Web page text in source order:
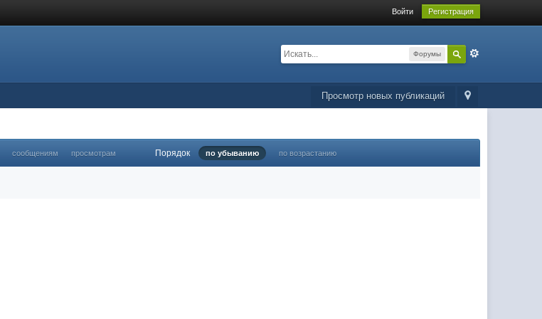
Войти Регистрация
Форумы
Просмотр новых публикаций
сообщениям просмотрам Порядок по убыванию по возрастанию